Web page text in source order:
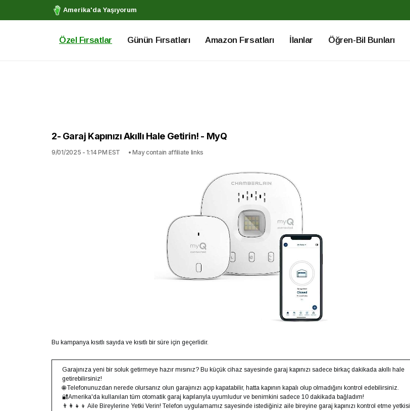
Amerika'da Yaşıyorum
Özel Fırsatlar Günün Fırsatları Amazon Fırsatları İlanlar Öğren-Bil Bunları
2- Garaj Kapınızı Akıllı Hale Getirin! - MyQ
9/01/2025 - 1:14 PM EST • May contain affiliate links
Bu kampanya kısıtlı sayıda ve kısıtlı bir süre için geçerlidir.
Garajınıza yeni bir soluk getirmeye hazır mısınız? Bu küçük cihaz sayesinde garaj kapınızı sadece birkaç dakikada akıllı hale
getirebilirsiniz!
🌐 Telefonunuzdan nerede olursanız olun garajınızı açıp kapatabilir, hatta kapının kapalı olup olmadığını kontrol edebilirsiniz.
🔐Amerika'da kullanılan tüm otomatik garaj kapılarıyla uyumludur ve benimkini sadece 10 dakikada bağladım!
👨‍👩‍👧‍👦 Aile Bireylerine Yetki Verin! Telefon uygulamamız sayesinde istediğiniz aile bireyine garaj kapınızı kontrol etme yetkisi